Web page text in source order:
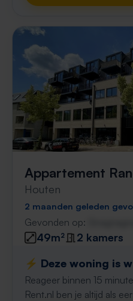
Appartement
Houten
2 maanden geleden
Gevonden op:
49m²
2 kamers
⚡️ Deze woning is
Reageer binnen 15
Rent.nl ben je altijd als